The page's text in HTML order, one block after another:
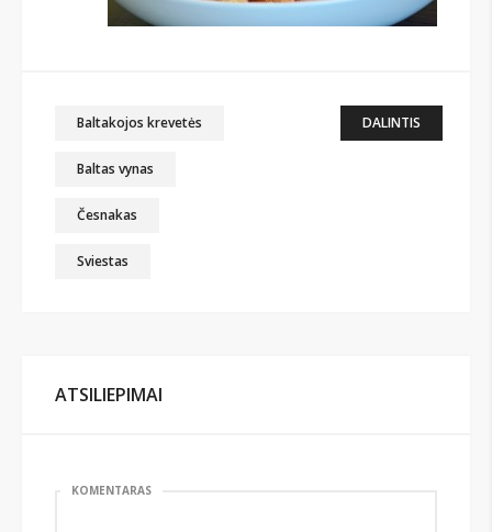
Baltakojos krevetės
Baltas vynas
Česnakas
Sviestas
DALINTIS
ATSILIEPIMAI
KOMENTARAS